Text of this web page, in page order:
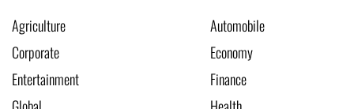
Agriculture
Automobile
Corporate
Economy
Entertainment
Finance